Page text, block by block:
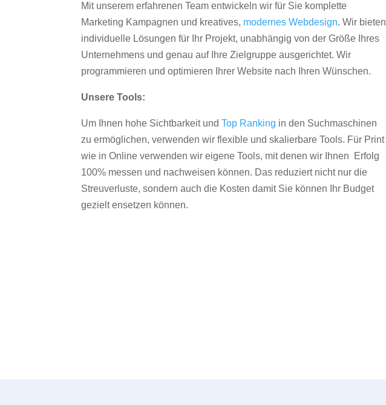
Mit unserem erfahrenen Team entwickeln wir für Sie komplette
Marketing Kampagnen und kreatives, modernes Webdesign. Wir bieten
individuelle Lösungen für Ihr Projekt, unabhängig von der Größe Ihres
Unternehmens und genau auf Ihre Zielgruppe ausgerichtet. Wir
programmieren und optimieren Ihrer Website nach Ihren Wünschen.
Unsere Tools:
Um Ihnen hohe Sichtbarkeit undTop Ranking in den Suchmaschinen
zu ermöglichen, verwenden wir flexible und skalierbare Tools. Für Print
wie in Online verwenden wir eigene Tools, mit denen wir Ihnen Erfolg
100% messen und nachweisen können. Das reduziert nicht nur die
Streuverluste, sondern auch die Kosten damit Sie können Ihr Budget
gezielt ensetzen können.